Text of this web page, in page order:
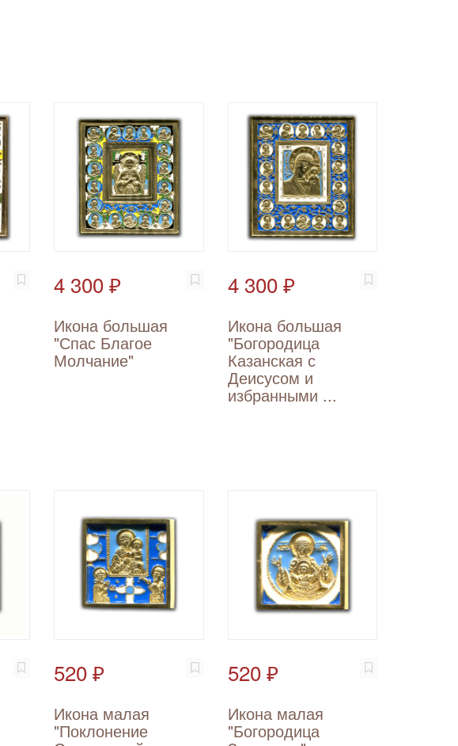
4 300 ₽
Икона большая
"Спас Благое
Молчание"
4 300 ₽
Икона большая
"Богородица
Казанская с
Деисусом и
избранными ...
520 ₽
Икона малая
"Поклонение
520 ₽
Икона малая
"Богородица